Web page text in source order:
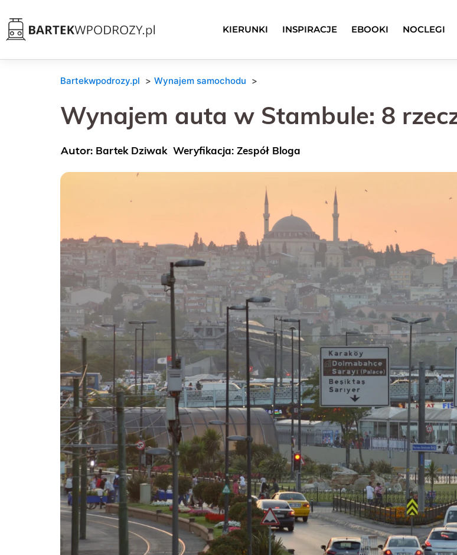
KIERUNKI INSPIRACJE EBOOKI NOCLEGI
Bartekwpodrozy.pl Wynajem samochodu
Wynajem auta w Stambule: 8
Bartek Dziwak Weryfikacja: Zespół Bloga